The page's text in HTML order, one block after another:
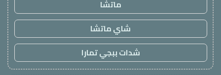
ماتشا
شاي ماتشا
شدات ببجي تمارا